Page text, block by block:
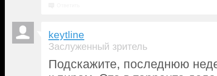
keytline
Заслуженный зритель
Подскажите, последнюю